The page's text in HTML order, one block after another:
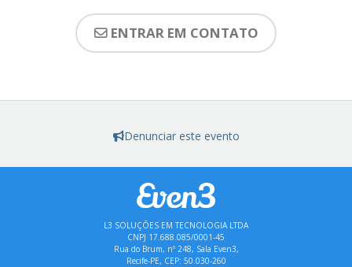
ENTRAR EM CONTATO
Denunciar este evento
L3 SOLUÇÕES EM TECNOLOGIA LTDA
CNPJ 17.688.085/0001-45
Rua do Brum, nº 248, Sala Even3,
Recife-PE, CEP: 50.030-260